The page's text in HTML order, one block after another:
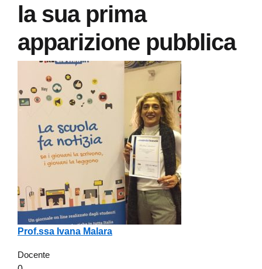
la sua prima
apparizione pubblica
Prof.ssa Ivana Malara
Docente